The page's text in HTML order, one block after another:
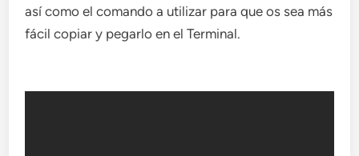
así como el comando a utilizar para que os sea más
fácil copiar y pegarlo en el Terminal.